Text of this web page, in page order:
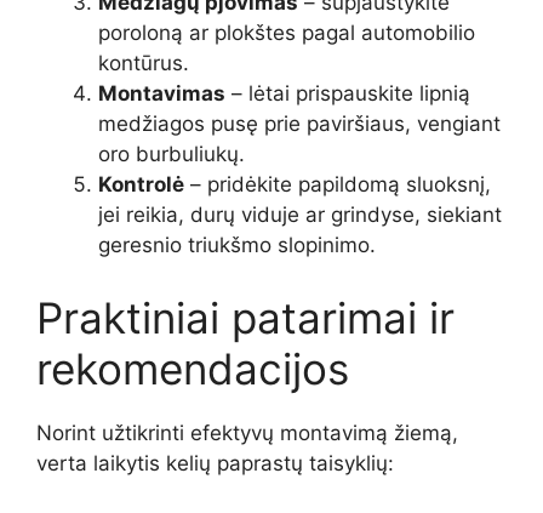
poroloną ar plokštes pagal automobilio
kontūrus.
Montavimas – lėtai prispauskite lipnią
medžiagos pusę prie paviršiaus, vengiant
oro burbuliukų.
Kontrolė – pridėkite papildomą sluoksnį,
jei reikia, durų viduje ar grindyse, siekiant
geresnio triukšmo slopinimo.
Praktiniai patarimai ir
rekomendacijos
Norint užtikrinti efektyvų montavimą žiemą,
verta laikytis kelių paprastų taisyklių: